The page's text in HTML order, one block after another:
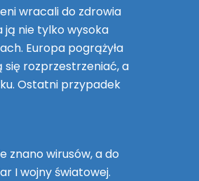
wracali do zdrowia
ją nie tylko wysoka
Europa pogrążyła
się rozprzestrzeniać, a
Ostatni przypadek
znano wirusów, a do
I wojny światowej.